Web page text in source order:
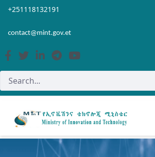
Skip to Main Content
Open Accessibility Menu
+251118132191
contact@mint.gov.et